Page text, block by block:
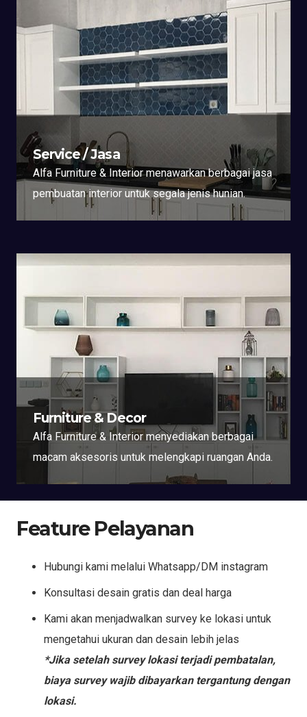
Service / Jasa
Alfa Furniture & Interior menawarkan berbagai jasa
pembuatan interior untuk segala jenis hunian.
Furniture & Decor
Alfa Furniture & Interior menyediakan berbagai
macam aksesoris untuk melengkapi ruangan Anda.
Feature Pelayanan
Hubungi kami melalui Whatsapp/DM instagram
Konsultasi desain gratis dan deal harga
Kami akan menjadwalkan survey ke lokasi untuk
mengetahui ukuran dan desain lebih jelas
*Jika setelah survey lokasi terjadi pembatalan,
biaya survey wajib dibayarkan tergantung dengan
lokasi.